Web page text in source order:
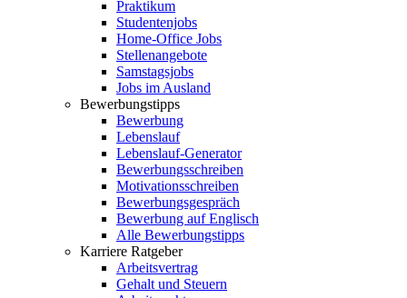
Praktikum
Studentenjobs
Home-Office Jobs
Stellenangebote
Samstagsjobs
Jobs im Ausland
Bewerbungstipps
Bewerbung
Lebenslauf
Lebenslauf-Generator
Bewerbungsschreiben
Motivationsschreiben
Bewerbungsgespräch
Bewerbung auf Englisch
Alle Bewerbungstipps
Karriere Ratgeber
Arbeitsvertrag
Gehalt und Steuern